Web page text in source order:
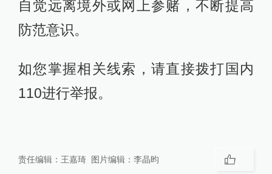
自觉远离境外或网上参赌，不断提高
防范意识。
如您掌握相关线索，请直接拨打国内
110进行举报。
责任编辑： 王嘉琦 图片编辑： 李晶昀